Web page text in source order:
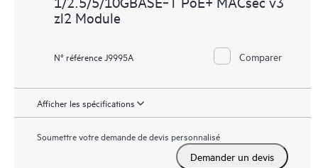
zl2 Module
N° référence J9995A Comparer
Afficher les spécifications
Soumettre votre demande de devis personnalisé
Demander un devis